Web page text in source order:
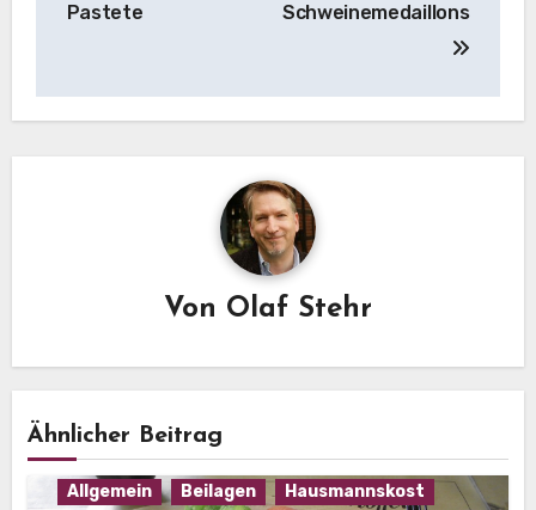
Pastete
Schweinemedaillons
Von Olaf Stehr
Ähnlicher Beitrag
Allgemein Beilagen
Hausmannskost